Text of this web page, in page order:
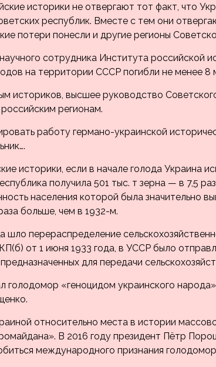
историки не отвергают тот факт, что
республик. Вместе с тем они
потери понесли и другие регионы
сотрудника Института российской
на территории СССР погибли не менее 8
историков, высшее руководство
регионам.
работу германо-украинской
историки, если в начале голода Украина
получила 501 тыс. т зерна — в 7,5
населения которой была значительно
больше, чем в 1932-м.
шло перераспределение
от 1 июня 1933 года, в УССР было
для передачи
голодомор «геноцидом украинского
относительно места в истории
В 2016 году президент Пётр
международного признания